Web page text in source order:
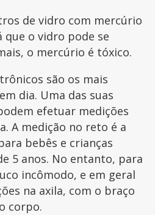
de vidro com mercúrio
que o vidro pode se
o mercúrio é tóxico.
são os mais
dia. Uma das suas
efetuar medições
A medição no reto é a
bebês e crianças
5 anos. No entanto, para
incômodo, e em geral
na axila, com o braço
corpo.